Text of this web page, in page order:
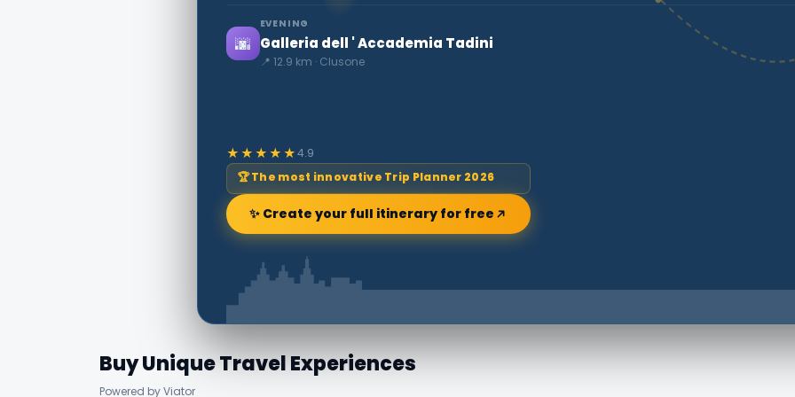
🌆
EVENING
Galleria dell ' Accademia Tadini
📍 12.9 km · Clusone
★★★★★4.9
🏆 The most innovative Trip Planner 2026
✨ Create your full itinerary for free
Buy Unique Travel Experiences
Powered by Viator